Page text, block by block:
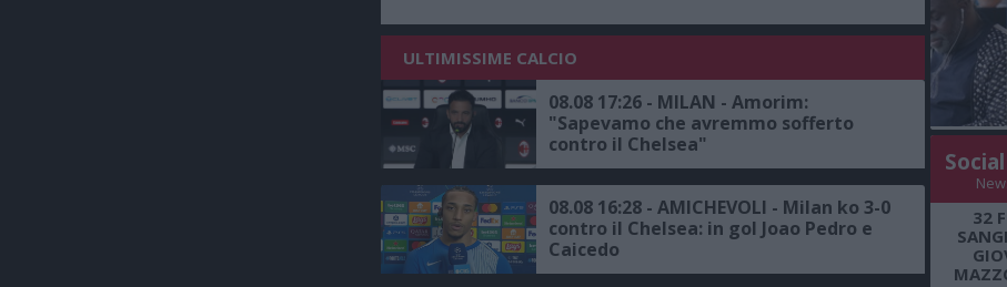
ULTIMISSIME CALCIO
08.08 17:26 - MILAN - Amorim:
"Sapevamo che avremmo sofferto
contro il Chelsea"
08.08 16:28 - AMICHEVOLI - Milan ko 3-0
contro il Chelsea: in gol Joao Pedro e
Caicedo
32